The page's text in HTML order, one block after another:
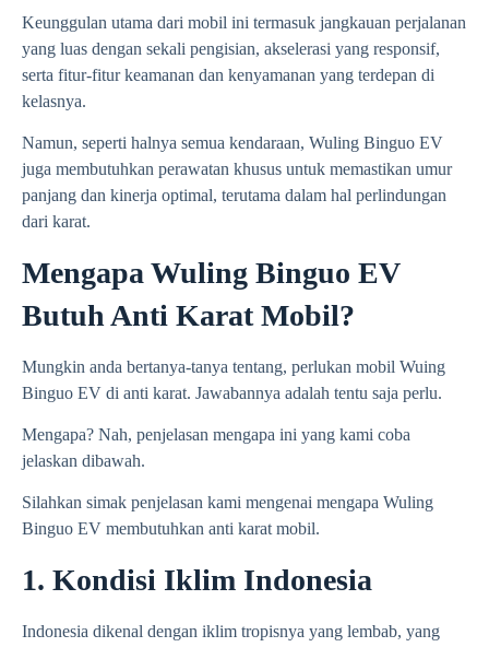
Keunggulan utama dari mobil ini termasuk jangkauan perjalanan
yang luas dengan sekali pengisian, akselerasi yang responsif,
serta fitur-fitur keamanan dan kenyamanan yang terdepan di
kelasnya.
Namun, seperti halnya semua kendaraan, Wuling Binguo EV
juga membutuhkan perawatan khusus untuk memastikan umur
panjang dan kinerja optimal, terutama dalam hal perlindungan
dari karat.
Mengapa Wuling Binguo EV
Butuh Anti Karat Mobil?
Mungkin anda bertanya-tanya tentang, perlukan mobil Wuing
Binguo EV di anti karat. Jawabannya adalah tentu saja perlu.
Mengapa? Nah, penjelasan mengapa ini yang kami coba
jelaskan dibawah.
Silahkan simak penjelasan kami mengenai mengapa Wuling
Binguo EV membutuhkan anti karat mobil.
1. Kondisi Iklim Indonesia
Indonesia dikenal dengan iklim tropisnya yang lembab, yang